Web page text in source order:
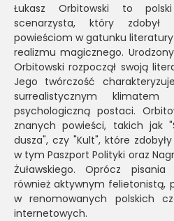
Łukasz Orbitowski to
scenarzysta, który zdobył
powieściom w gatunku
realizmu magicznego.
Orbitowski rozpoczął swoją
Jego twórczość
surrealistycznym
psychologiczną postaci.
znanych powieści, takich jak
dusza", czy "Kult", które
w tym Paszport Polityki oraz
Żuławskiego. Oprócz
również aktywnym felietonistą,
w renomowanych polskich
internetowych.